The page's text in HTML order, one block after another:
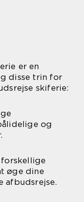
er en
disse trin for
skiferie:
og
øge dine
afbudsrejse.